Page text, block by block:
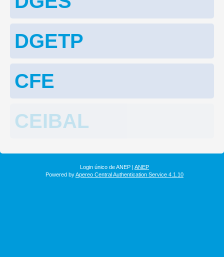
DGETP
CFE
CEIBAL
Login único de ANEP | ANEP
Powered byApereo Central Authentication Service 4.1.10